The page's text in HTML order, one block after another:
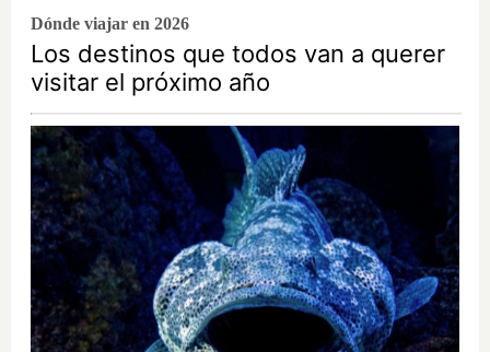
Dónde viajar en 2026
Los destinos que todos van a querer
visitar el próximo año